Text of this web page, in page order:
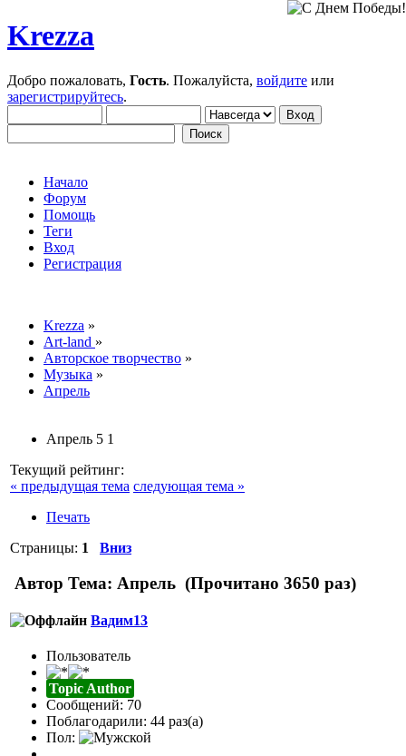
Krezza
Добро пожаловать, Гость. Пожалуйста, войдите или
зарегистрируйтесь.
Начало
Форум
Помощь
Теги
Вход
Регистрация
Krezza »
Art-land »
Авторское творчество »
Музыка »
Апрель
Апрель 5 1
Текущий рейтинг:
« предыдущая тема следующая тема »
Печать
Страницы: 1 Вниз
Автор Тема: Апрель (Прочитано 3650 раз)
Вадим13
Пользователь
Topic Author
Сообщений: 70
Поблагодарили: 44 раз(а)
Пол: